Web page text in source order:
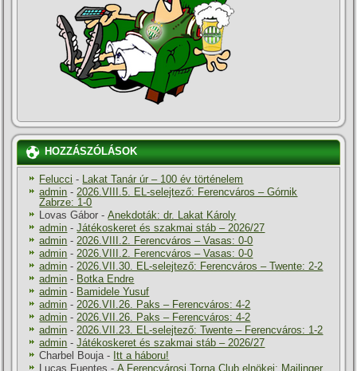
HOZZÁSZÓLÁSOK
Felucci -
Lakat Tanár úr – 100 év történelem
admin - 2026.VIII.5. EL-selejtező: Ferencváros – Górnik
Zabrze: 1-0
Lovas Gábor -Anekdoták: dr. Lakat Károly
admin -Játékoskeret és szakmai stáb – 2026/27
admin - 2026.VIII.2. Ferencváros – Vasas: 0-0
admin - 2026.VIII.2. Ferencváros – Vasas: 0-0
admin - 2026.VII.30. EL-selejtező: Ferencváros – Twente: 2-2
admin - Botka Endre
admin - Bamidele Yusuf
admin - 2026.VII.26. Paks – Ferencváros: 4-2
admin - 2026.VII.26. Paks – Ferencváros: 4-2
admin - 2026.VII.23. EL-selejtező: Twente – Ferencváros: 1-2
admin -Játékoskeret és szakmai stáb – 2026/27
Charbel Bouja - Itt a háboru!
Lucas Fuentes -A Ferencvárosi Torna Club elnökei: Mailinger